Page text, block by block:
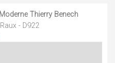
Thierry Benech
- D922